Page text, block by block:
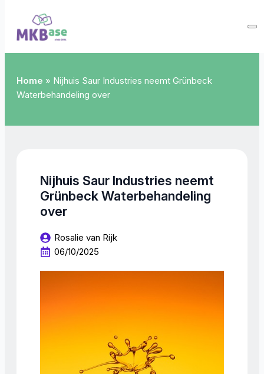
Home » Nijhuis Saur Industries neemt Grünbeck
Waterbehandeling over
Nijhuis Saur Industries neemt
Grünbeck Waterbehandeling
over
Rosalie van Rijk
06/10/2025